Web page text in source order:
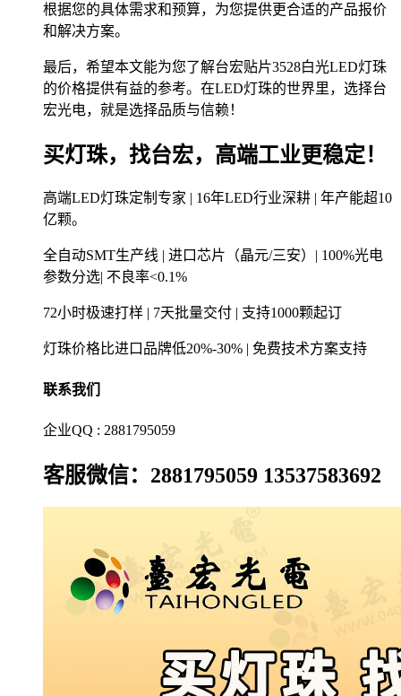
根据您的具体需求和预算，为您提供更合适的产品报价
和解决方案。
最后，希望本文能为您了解台宏贴片3528白光LED灯珠
的价格提供有益的参考。在LED灯珠的世界里，选择台
宏光电，就是选择品质与信赖！
买灯珠，找台宏，高端工业更稳定！
高端LED灯珠定制专家 | 16年LED行业深耕 | 年产能超10
亿颗。
全自动SMT生产线 | 进口芯片（晶元/三安）| 100%光电
参数分选| 不良率<0.1%
72小时极速打样 | 7天批量交付 | 支持1000颗起订
灯珠价格比进口品牌低20%-30% | 免费技术方案支持
联系我们
企业QQ : 2881795059
客服微信：2881795059 13537583692